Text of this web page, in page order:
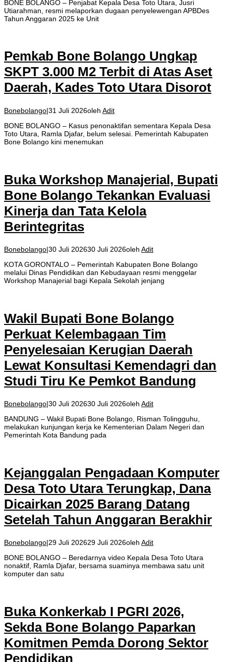
BONE BOLANGO – Penjabat Kepala Desa Toto Utara, Jusri
Utiarahman, resmi melaporkan dugaan penyelewengan APBDes
Tahun Anggaran 2025 ke Unit
Pemkab Bone Bolango Ungkap
SKPT 3.000 M2 Terbit di Atas Aset
Daerah, Kades Toto Utara Disorot
Bonebolango|31 Juli 2026oleh Adit
BONE BOLANGO – Kasus penonaktifan sementara Kepala Desa
Toto Utara, Ramla Djafar, belum selesai. Pemerintah Kabupaten
Bone Bolango kini menemukan
​Buka Workshop Manajerial, Bupati
Bone Bolango Tekankan Evaluasi
Kinerja dan Tata Kelola
Berintegritas
Bonebolango|30 Juli 202630 Juli 2026oleh Adit
KOTA GORONTALO – Pemerintah Kabupaten Bone Bolango
melalui Dinas Pendidikan dan Kebudayaan resmi menggelar
Workshop Manajerial bagi Kepala Sekolah jenjang
Wakil Bupati Bone Bolango
Perkuat Kelembagaan Tim
Penyelesaian Kerugian Daerah
Lewat Konsultasi Kemendagri dan
Studi Tiru Ke Pemkot Bandung
Bonebolango|30 Juli 202630 Juli 2026oleh Adit
BANDUNG – Wakil Bupati Bone Bolango, Risman Tolingguhu,
melakukan kunjungan kerja ke Kementerian Dalam Negeri dan
Pemerintah Kota Bandung pada
Kejanggalan Pengadaan Komputer
Desa Toto Utara Terungkap, Dana
Dicairkan 2025 Barang Datang
Setelah Tahun Anggaran Berakhir
Bonebolango|29 Juli 202629 Juli 2026oleh Adit
BONE BOLANGO – Beredarnya video Kepala Desa Toto Utara
nonaktif, Ramla Djafar, bersama suaminya membawa satu unit
komputer dan satu
Buka Konkerkab I PGRI 2026,
Sekda Bone Bolango Paparkan
Komitmen Pemda Dorong Sektor
Pendidikan